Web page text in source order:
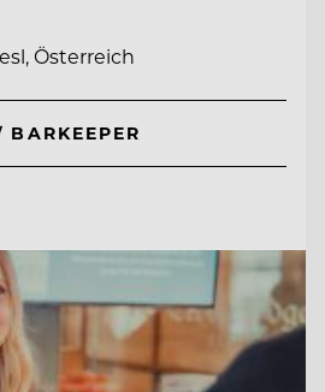
Österreich
DE RANG / BARKEEPER